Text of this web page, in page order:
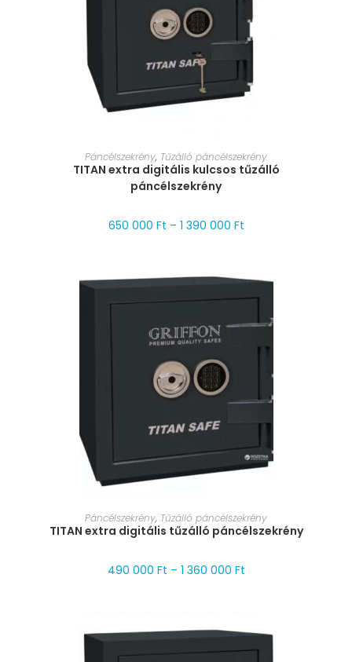
MÉRET VÁLASZTÁSA
Páncélszekrény, Tűzálló páncélszekrény
TITAN extra digitális kulcsos tűzálló
páncélszekrény
650 000 Ft – 1 390 000 Ft
MÉRET VÁLASZTÁSA
Páncélszekrény, Tűzálló páncélszekrény
TITAN extra digitális tűzálló páncélszekrény
490 000 Ft – 1 360 000 Ft